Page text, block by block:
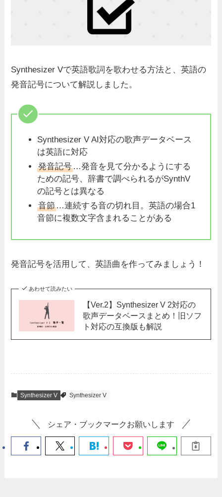
Synthesizer Vで英語歌詞を歌わせる方法と、英語の
発音記号について解説しました。
Synthesizer V AI対応の歌声データベース
は英語に対応
発音記号…発音を見て分かるようにする
ための記号、辞書で調べられるがSynthV
の記号とは異なる
音節…連続する音の切れ目。英語の場合1
音節に複数文字含まれることがある
発音記号を活用して、英語曲を作ってみましょう！
あわせて読みたい
【Ver.2】Synthesizer V 2対応の
歌声データベースまとめ！旧ソフ
ト対応の互換版も解説
Synthesizer V Synthesizer V
シェア・ブックマークお願いします